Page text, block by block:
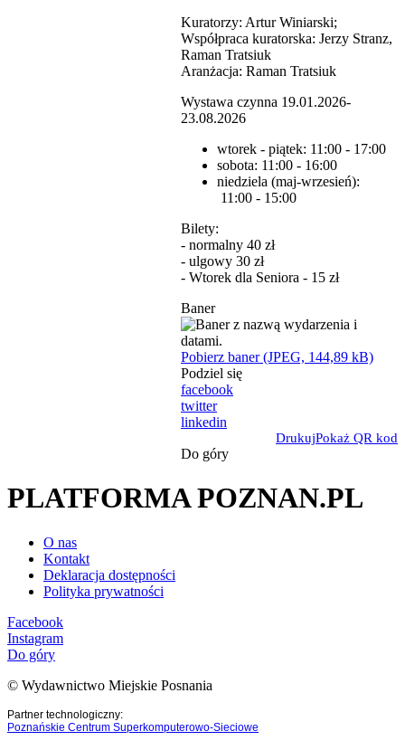
Kuratorzy: Artur Winiarski;
Współpraca kuratorska: Jerzy Stranz,
Raman Tratsiuk
Aranżacja: Raman Tratsiuk
Wystawa czynna 19.01.2026-
23.08.2026
wtorek - piątek: 11:00 - 17:00
sobota: 11:00 - 16:00
niedziela (maj-wrzesień):
11:00 - 15:00
Bilety:
- normalny 40 zł
- ulgowy 30 zł
- Wtorek dla Seniora - 15 zł
Baner
Pobierz baner (JPEG, 144,89 kB)
Podziel się
facebook
twitter
linkedin
DrukujPokaż QR kod
Do góry
PLATFORMA POZNAN.PL
O nas
Kontakt
Deklaracja dostępności
Polityka prywatności
Facebook
Instagram
Do góry
© Wydawnictwo Miejskie Posnania
Partner technologiczny:
Poznańskie Centrum Superkomputerowo-Sieciowe